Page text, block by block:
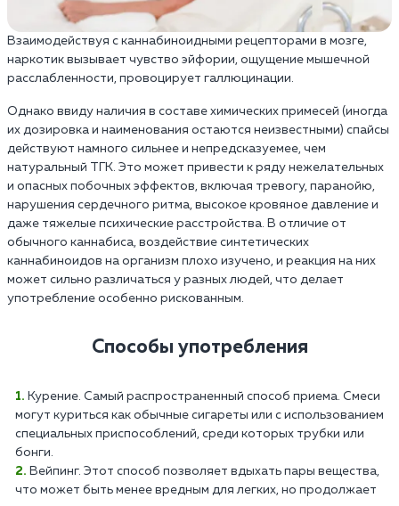
Взаимодействуя с каннабиноидными рецепторами в мозге,
наркотик вызывает чувство эйфории, ощущение мышечной
расслабленности, провоцирует галлюцинации.
Однако ввиду наличия в составе химических примесей (иногда
их дозировка и наименования остаются неизвестными) спайсы
действуют намного сильнее и непредсказуемее, чем
натуральный ТГК. Это может привести к ряду нежелательных
и опасных побочных эффектов, включая тревогу, паранойю,
нарушения сердечного ритма, высокое кровяное давление и
даже тяжелые психические расстройства. В отличие от
обычного каннабиса, воздействие синтетических
каннабиноидов на организм плохо изучено, и реакция на них
может сильно различаться у разных людей, что делает
употребление особенно рискованным.
Способы употребления
Курение. Самый распространенный способ приема. Смеси
могут куриться как обычные сигареты или с использованием
специальных приспособлений, среди которых трубки или
бонги.
Вейпинг. Этот способ позволяет вдыхать пары вещества,
что может быть менее вредным для легких, но продолжает